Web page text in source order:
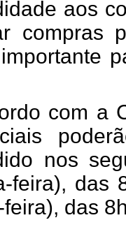
aos
compras
com a
nos
feira),
das